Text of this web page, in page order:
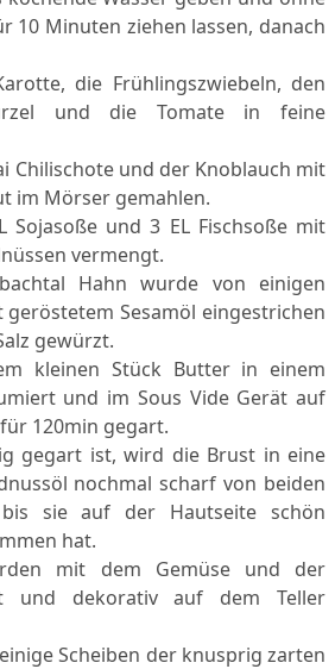
10 Minuten ziehen lassen, danach
die Frühlingszwiebeln, den
und die Tomate in feine
Chilischote und der Knoblauch mit
im Mörser gemahlen.
Sojasoße und 3 EL Fischsoße mit
vermengt.
Hahn wurde von einigen
Sesamöl eingestrichen
gewürzt.
kleinen Stück Butter in einem
und im Sous Vide Gerät auf
120min gegart.
gegart ist, wird die Brust in eine
nochmal scharf von beiden
sie auf der Hautseite schön
hat.
mit dem Gemüse und der
und dekorativ auf dem Teller
Scheiben der knusprig zarten